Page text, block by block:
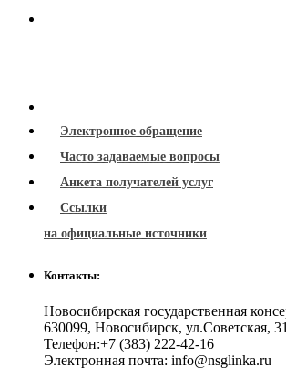
Электронное обращение
Часто задаваемые вопросы
Анкета получателей услуг
Ссылки
на официальные источники
Контакты:
Новосибирская государственная
630099, Новосибирск, ул.Советская, 31
Телефон:+7 (383) 222-42-16
Электронная почта: info@nsglinka.ru